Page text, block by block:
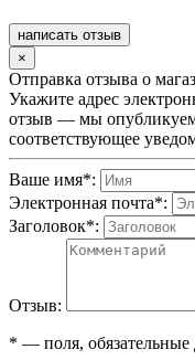
написать отзыв
×
Отправка отзыва о
Укажите адрес
отзыв — мы
соответствующее
Ваше имя*:
Электронная почта*:
Заголовок*:
Отзыв:
* — поля, обязательные